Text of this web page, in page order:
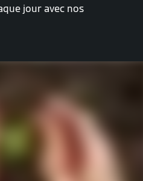
jour avec nos